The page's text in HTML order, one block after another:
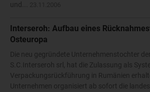
und...
Interseroh: Aufbau eines
Osteuropa
Die neu gegründete Unternehmenstochter
S.C.Interseroh srl, hat die Zulassung als
Verpackungsrückführung in Rumänien
Unternehmen organisiert ab sofort die